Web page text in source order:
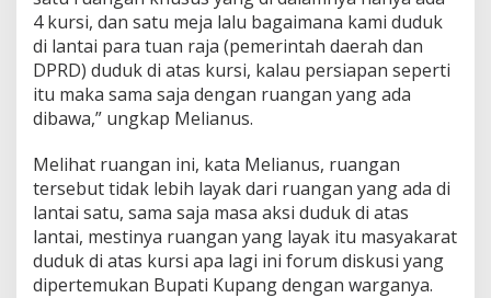
4 kursi, dan satu meja lalu bagaimana kami duduk
di lantai para tuan raja (pemerintah daerah dan
DPRD) duduk di atas kursi, kalau persiapan seperti
itu maka sama saja dengan ruangan yang ada
dibawa,” ungkap Melianus.
Melihat ruangan ini, kata Melianus, ruangan
tersebut tidak lebih layak dari ruangan yang ada di
lantai satu, sama saja masa aksi duduk di atas
lantai, mestinya ruangan yang layak itu masyakarat
duduk di atas kursi apa lagi ini forum diskusi yang
dipertemukan Bupati Kupang dengan warganya.